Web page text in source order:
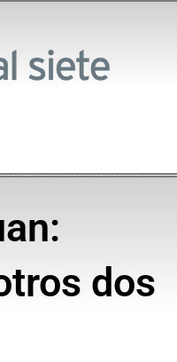
dos